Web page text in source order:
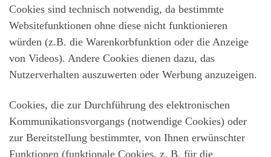
Cookies sind technisch notwendig, da bestimmte
Websitefunktionen ohne diese nicht funktionieren
würden (z.B. die Warenkorbfunktion oder die Anzeige
von Videos). Andere Cookies dienen dazu, das
Nutzerverhalten auszuwerten oder Werbung anzuzeigen.
Cookies, die zur Durchführung des elektronischen
Kommunikationsvorgangs (notwendige Cookies) oder
zur Bereitstellung bestimmter, von Ihnen erwünschter
Funktionen (funktionale Cookies, z. B. für die